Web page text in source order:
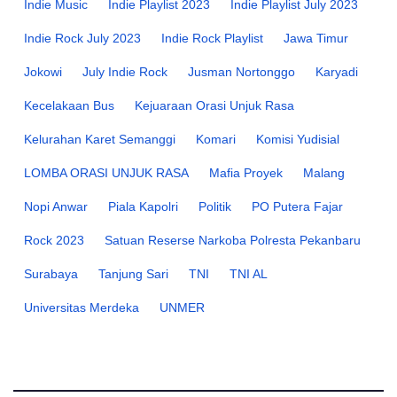
Indie Music Indie Playlist 2023 Indie Playlist July 2023
Indie Rock July 2023 Indie Rock Playlist Jawa Timur
Jokowi July Indie Rock Jusman Nortonggo Karyadi
Kecelakaan Bus Kejuaraan Orasi Unjuk Rasa
Kelurahan Karet Semanggi Komari Komisi Yudisial
LOMBA ORASI UNJUK RASA Mafia Proyek Malang
Nopi Anwar Piala Kapolri Politik PO Putera Fajar
Rock 2023 Satuan Reserse Narkoba Polresta Pekanbaru
Surabaya Tanjung Sari TNI TNI AL
Universitas Merdeka UNMER